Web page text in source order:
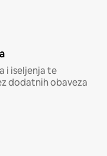
i iseljenja te
dodatnih obaveza